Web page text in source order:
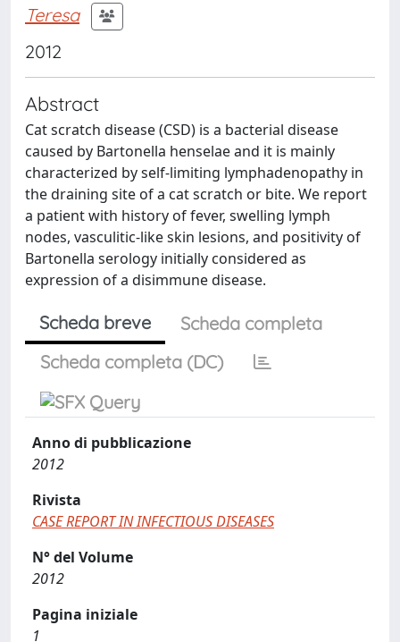
Teresa
2012
Abstract
Cat scratch disease (CSD) is a bacterial disease
caused by Bartonella henselae and it is mainly
characterized by self-limiting lymphadenopathy in
the draining site of a cat scratch or bite. We report
a patient with history of fever, swelling lymph
nodes, vasculitic-like skin lesions, and positivity of
Bartonella serology initially considered as
expression of a disimmune disease.
Scheda breve
Scheda completa
Scheda completa (DC)
Anno di pubblicazione
2012
Rivista
CASE REPORT IN INFECTIOUS DISEASES
N° del Volume
2012
Pagina iniziale
1